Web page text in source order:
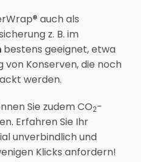
auch als
z. B. im
bestens geeignet, etwa
Konserven, die noch
werden.
Sie zudem CO2-
Erfahren Sie Ihr
unverbindlich und
Klicks anfordern!